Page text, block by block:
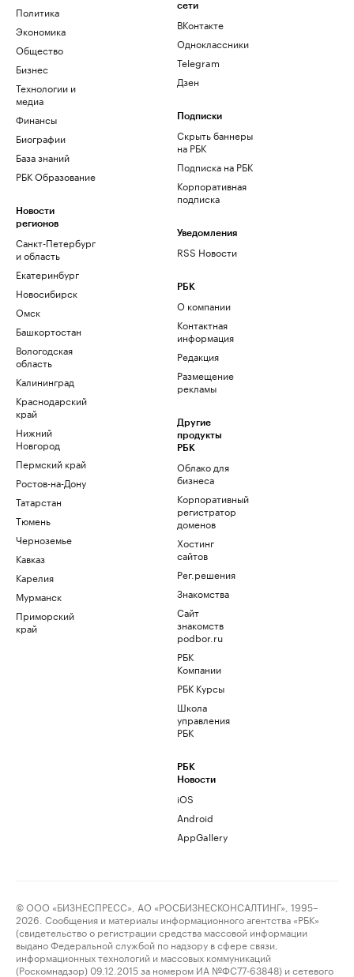
Политика
Экономика
Общество
Бизнес
Технологии и
медиа
Финансы
Биографии
База знаний
РБК Образование
Новости
регионов
Санкт-Петербург
и область
Екатеринбург
Новосибирск
Омск
Башкортостан
Вологодская
область
Калининград
Краснодарский
край
Нижний
Новгород
Пермский край
Ростов-на-Дону
Татарстан
Тюмень
Черноземье
Кавказ
Карелия
Мурманск
Приморский
край
сети
ВКонтакте
Одноклассники
Telegram
Дзен
Подписки
Скрыть баннеры
на РБК
Подписка на РБК
Корпоративная
подписка
Уведомления
RSS Новости
РБК
О компании
Контактная
информация
Редакция
Размещение
рекламы
Другие
продукты
РБК
Облако для
бизнеса
Корпоративный
регистратор
доменов
Хостинг
сайтов
Рег.решения
Знакомства
Сайт
знакомств
podbor.ru
РБК
Компании
РБК Курсы
Школа
управления
РБК
РБК
Новости
iOS
Android
AppGallery
© ООО «БИЗНЕСПРЕСС», АО «РОСБИЗНЕСКОНСАЛТИНГ», 1995–
2026. Сообщения и материалы информационного агентства «РБК»
(свидетельство о регистрации средства массовой информации
выдано Федеральной службой по надзору в сфере связи,
информационных технологий и массовых коммуникаций
(Роскомнадзор) 09.12.2015 за номером ИА №ФС77-63848) и сетевого